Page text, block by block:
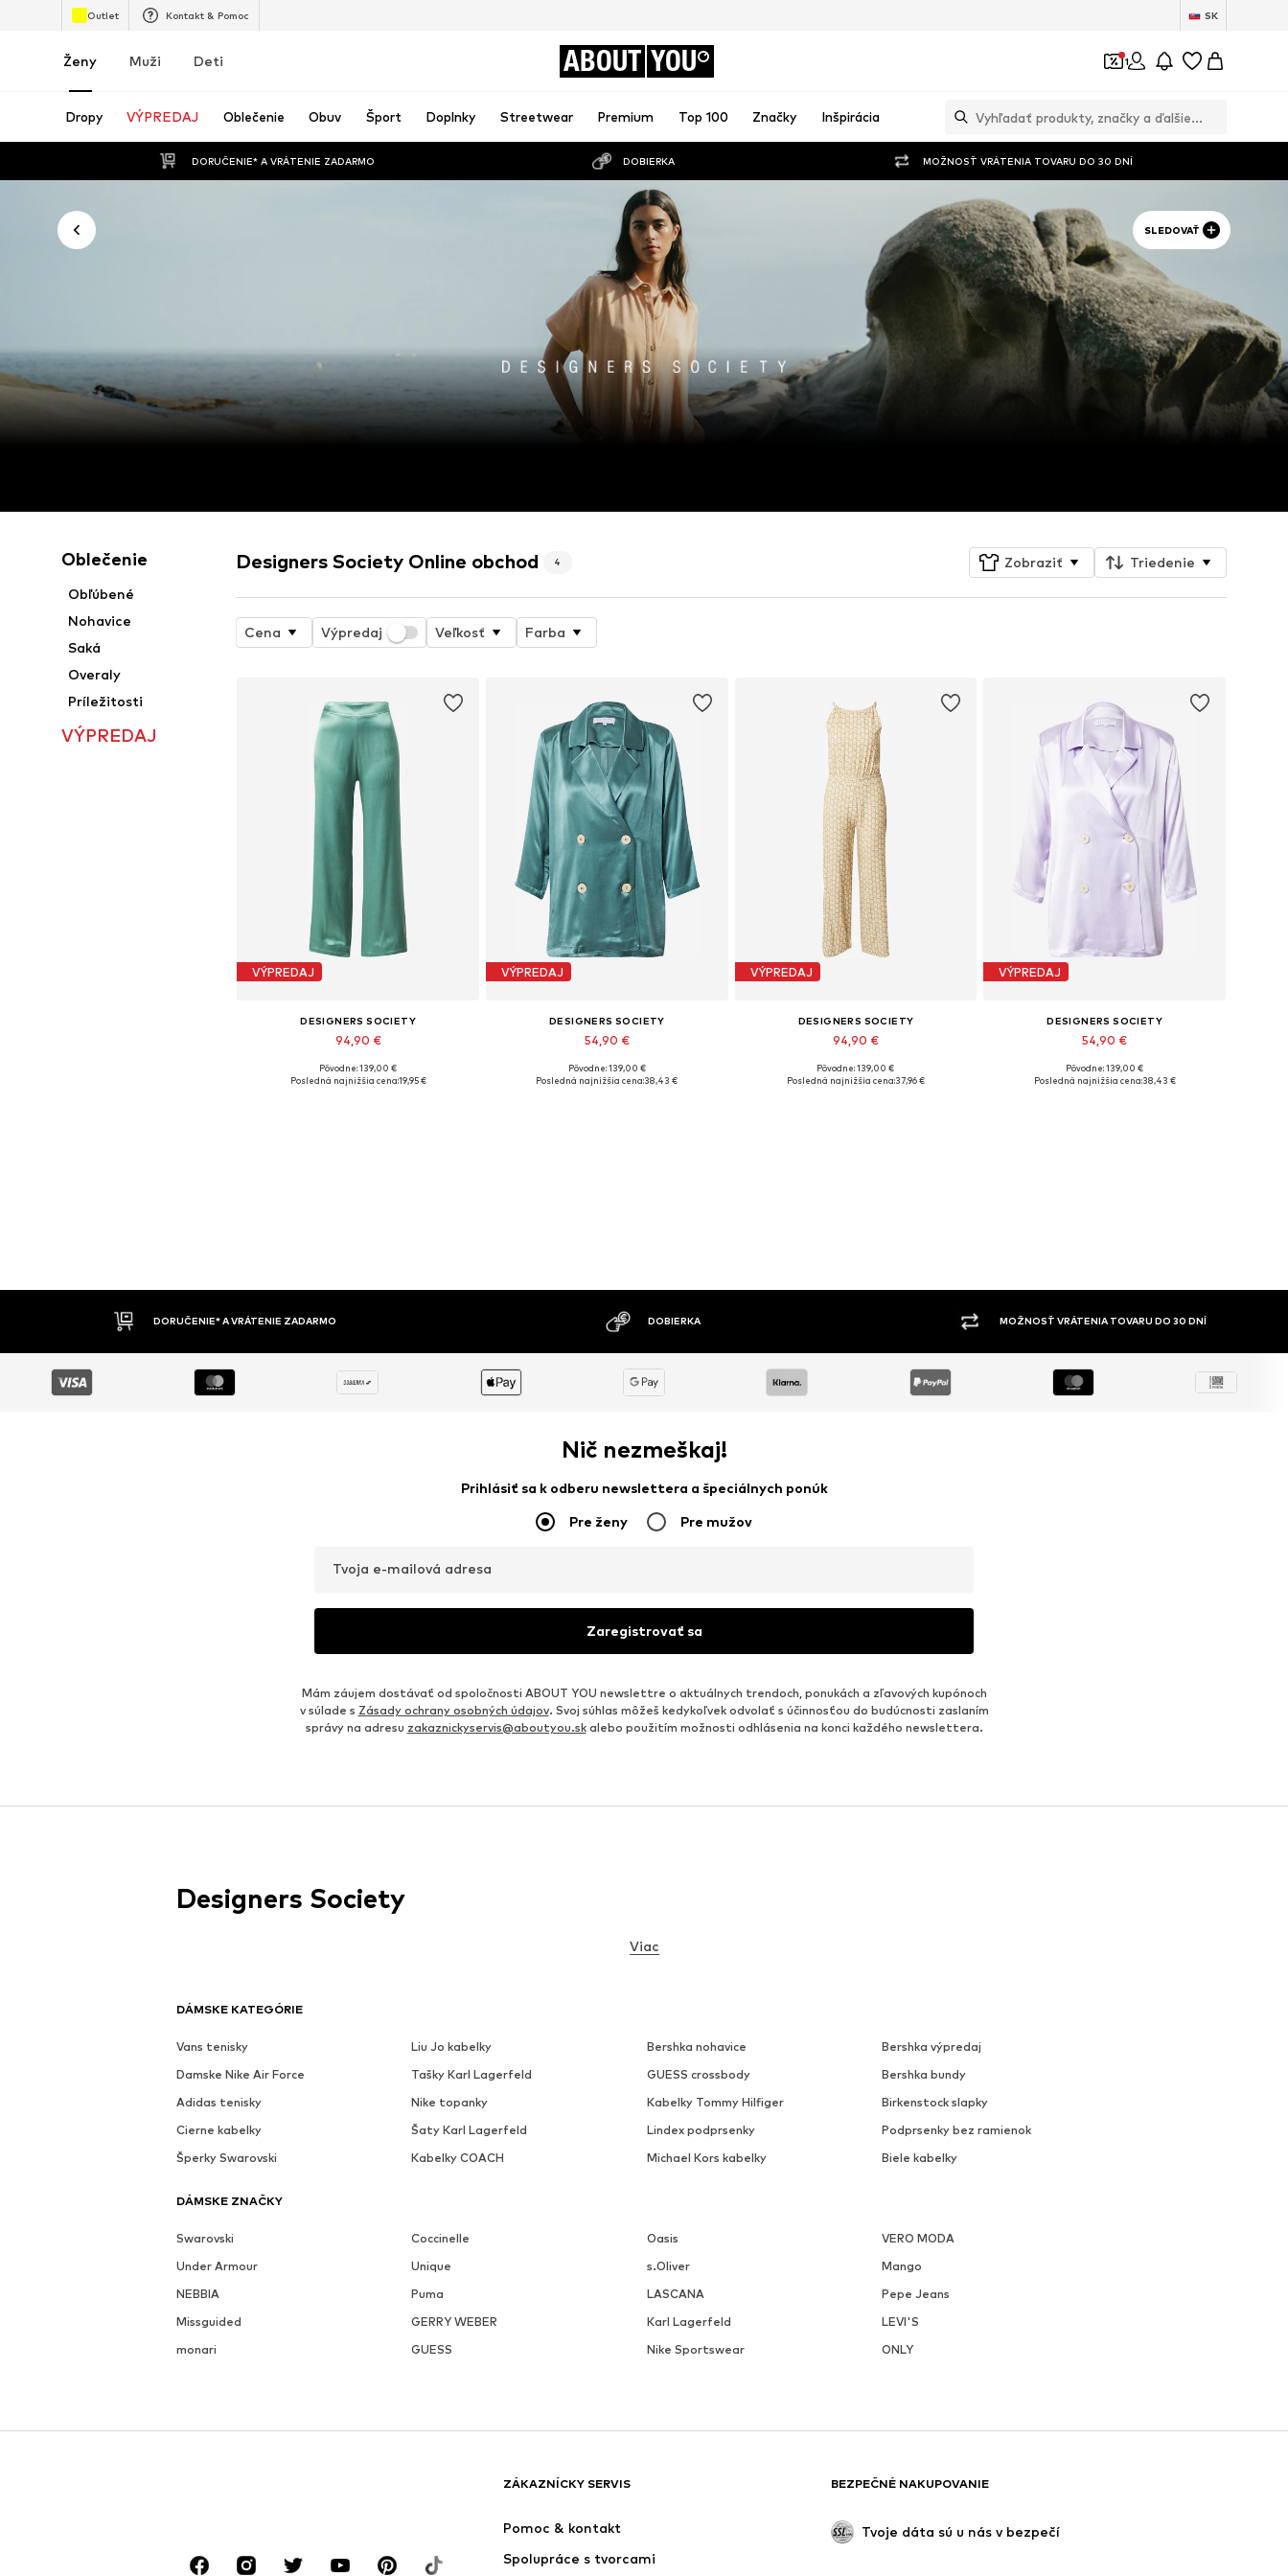
Outlet Kontakt & Pomoc SK
Ženy Muži Deti ABOUT YOU 1
Dropy VÝPREDAJ Oblečenie Obuv Šport Doplnky Streetwear Premium Top 100 Značky Inšpirácia
DORUČENIE* A VRÁTENIE ZADARMO DOBIERKA MOŽNOSŤ VRÁTENIA TOVARU DO 30 DNÍ
SLEDOVAŤ
Oblečenie
Obľúbené
Nohavice
Saká
Overaly
Príležitosti
VÝPREDAJ
Designers Society Online obchod 4 Zobraziť Triedenie
Cena Výpredaj Veľkosť Farba
VÝPREDAJ
DESIGNERS SOCIETY
94,90 €
Dostupné veľkosti: 36, 38
Pôvodne: 139,00 €
Posledná najnižšia cena:19,95 €
VÝPREDAJ
DESIGNERS SOCIETY
54,90 €
Dostupné veľkosti: 34, 36
Pôvodne: 139,00 €
Posledná najnižšia cena:38,43 €
VÝPREDAJ
DESIGNERS SOCIETY
94,90 €
Dostupné veľkosti: L
Pôvodne: 139,00 €
Posledná najnižšia cena:37,96 €
VÝPREDAJ
DESIGNERS SOCIETY
54,90 €
Dostupné veľkosti: 38
Pôvodne: 139,00 €
Posledná najnižšia cena:38,43 €
DOBIERKA MOŽNOSŤ VRÁTENIA TOVARU DO 30 DNÍ ŠIROKÝ SORTIMENT
Nič nezmeškaj!
Prihlásiť sa k odberu newslettera a špeciálnych ponúk
Pre ženy Pre mužov
Tvoja e-mailová adresa
Zaregistrovať sa
Mám záujem dostávať od spoločnosti ABOUT YOU newslettre o aktuálnych trendoch, ponukách a zľavových kupónoch
v súlade s Zásady ochrany osobných údajov. Svoj súhlas môžeš kedykoľvek odvolať s účinnosťou do budúcnosti zaslaním
správy na adresu zakaznickyservis@aboutyou.skalebo použitím možnosti odhlásenia na konci každého newslettera.
DÁMSKE KATEGÓRIE
Vans tenisky Liu Jo kabelky Bershka nohavice
Bershka výpredaj
Damske Nike Air Force
Tašky Karl Lagerfeld GUESS crossbody
Bershka bundy
Adidas tenisky
Nike topanky Kabelky Tommy Hilfiger
Birkenstock slapky
Cierne kabelky
Šaty Karl Lagerfeld Lindex podprsenky
Podprsenky bez ramienok
Šperky Swarovski
Kabelky COACH Michael Kors kabelky Biele kabelky
DÁMSKE ZNAČKY
Swarovski Coccinelle Oasis
VERO MODA
Under Armour
Unique s.Oliver
Mango
NEBBIA
Puma LASCANA
Pepe Jeans
Missguided
GERRY WEBER Karl Lagerfeld
LEVI'S
monari
GUESS Nike Sportswear ONLY
ZÁKAZNÍCKY SERVIS
Pomoc & kontakt
Spolupráce s tvorcami
BEZPEČNÉ NAKUPOVANIE
Tvoje dáta sú u nás v bezpečí
Designers Society
Viac